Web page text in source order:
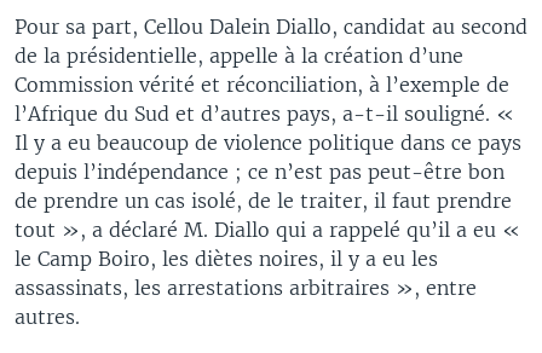
Pour sa part, Cellou Dalein Diallo, candidat au second
de la présidentielle, appelle à la création d’une
Commission vérité et réconciliation, à l’exemple de
l’Afrique du Sud et d’autres pays, a-t-il souligné. «
Il y a eu beaucoup de violence politique dans ce pays
depuis l’indépendance ; ce n’est pas peut-être bon
de prendre un cas isolé, de le traiter, il faut prendre
tout », a déclaré M. Diallo qui a rappelé qu’il a eu «
le Camp Boiro, les diètes noires, il y a eu les
assassinats, les arrestations arbitraires », entre
autres.